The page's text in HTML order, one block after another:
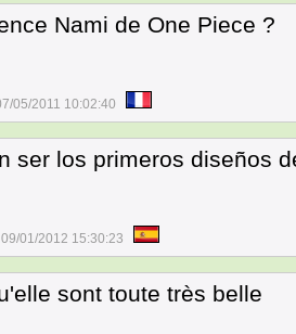
Nami de One Piece ?
05/2011 10:02:40
ser los primeros diseños
09/01/2012 15:30:23
sont toute très belle